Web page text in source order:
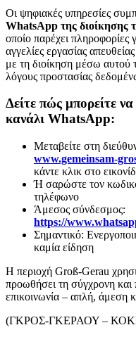
Οι ψηφιακές υπηρεσίες
WhatsApp της διοίκησης
οποίο παρέχει πληροφορίες
αγγελίες εργασίας
με τη διοίκηση μέσω αυτού
λόγους προστασίας
Δείτε πώς μπορείτε
κανάλι WhatsApp:
Μεταβείτε στη
www.gemeinsam-
κάντε κλικ στο
Ή σαρώστε τον
τηλέφωνο
Άμεσος σύνδεσμος:
https://
Σημαντικό:
καμία είδηση
Η περιοχή Groß-Gerau
προωθήσει τη σύγχρονη και
επικοινωνία – απλή, άμεση
(ΓΚΡΟΣ-ΓΚΕΡΑΟΥ –